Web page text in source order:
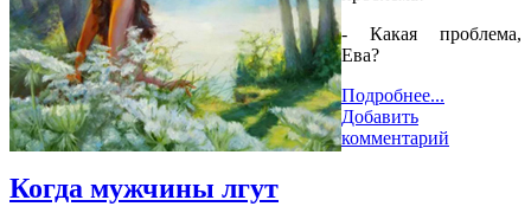
- Какая проблема,
Ева?
Подробнее...
Добавить
комментарий
Когда мужчины лгут